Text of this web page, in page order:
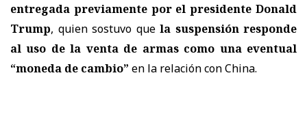
entregada previamente por el presidente Donald
Trump, quien sostuvo que la suspensión responde
al uso de la venta de armas como una eventual
“moneda de cambio” en la relación con China.